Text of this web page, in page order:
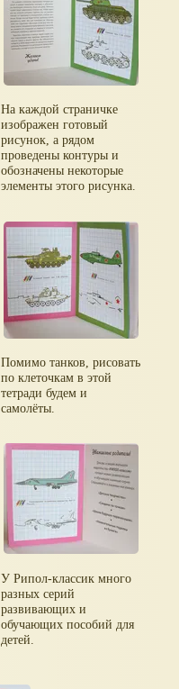
На каждой страничке
изображен готовый
рисунок, а рядом
проведены контуры и
обозначены некоторые
элементы этого рисунка.
Помимо танков, рисовать
по клеточкам в этой
тетради будем и
самолёты.
У Рипол-классик много
разных серий
развивающих и
обучающих пособий для
детей.